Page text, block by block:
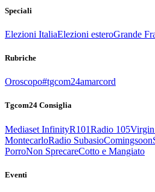
Speciali
Elezioni ItaliaElezioni esteroGrande
Rubriche
Oroscopo#tgcom24amarcord
Tgcom24 Consiglia
Mediaset InfinityR101Radio 105
MontecarloRadio SubasioComingsoon
PorroNon SprecareCotto e Mangiato
Eventi